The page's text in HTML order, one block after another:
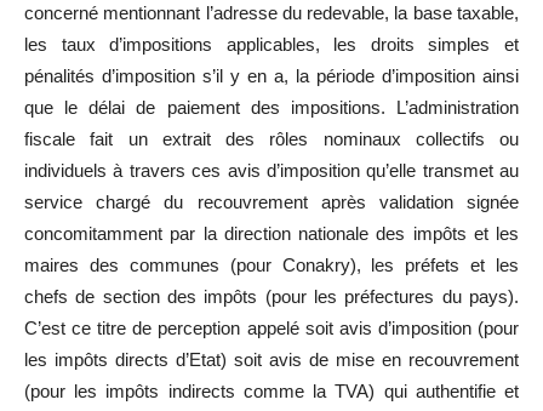
concerné mentionnant l’adresse du redevable, la base taxable,
les taux d’impositions applicables, les droits simples et
pénalités d’imposition s’il y en a, la période d’imposition ainsi
que le délai de paiement des impositions. L’administration
fiscale fait un extrait des rôles nominaux collectifs ou
individuels à travers ces avis d’imposition qu’elle transmet au
service chargé du recouvrement après validation signée
concomitamment par la direction nationale des impôts et les
maires des communes (pour Conakry), les préfets et les
chefs de section des impôts (pour les préfectures du pays).
C’est ce titre de perception appelé soit avis d’imposition (pour
les impôts directs d’Etat) soit avis de mise en recouvrement
(pour les impôts indirects comme la TVA) qui authentifie et